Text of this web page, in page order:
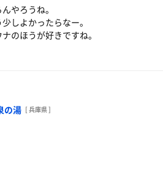
やろうね。
しよかったらなー。
のほうが好きですね。
の湯 [ 兵庫県 ]